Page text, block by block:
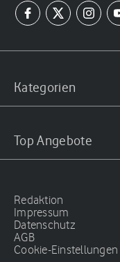
Kategorien
Top Angebote
Redaktion
Impressum
Datenschutz
AGB
Cookie-Einstellungen